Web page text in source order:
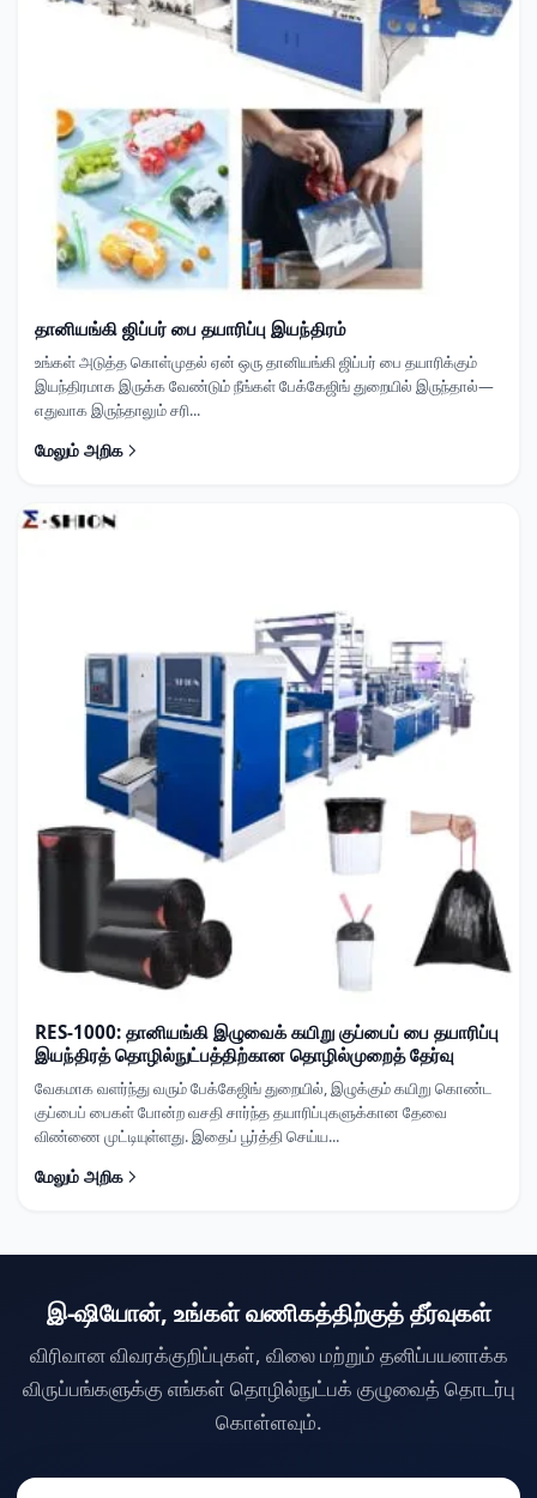
தானியங்கி ஜிப்பர் பை தயாரிப்பு இயந்திரம்
உங்கள் அடுத்த கொள்முதல் ஏன் ஒரு தானியங்கி ஜிப்பர் பை தயாரிக்கும்
இயந்திரமாக இருக்க வேண்டும் நீங்கள் பேக்கேஜிங் துறையில் இருந்தால்—
எதுவாக இருந்தாலும் சரி...
மேலும் அறிக
RES-1000: தானியங்கி இழுவைக் கயிறு குப்பைப் பை தயாரிப்பு
இயந்திரத் தொழில்நுட்பத்திற்கான தொழில்முறைத் தேர்வு
வேகமாக வளர்ந்து வரும் பேக்கேஜிங் துறையில், இழுக்கும் கயிறு கொண்ட
குப்பைப் பைகள் போன்ற வசதி சார்ந்த தயாரிப்புகளுக்கான தேவை
விண்ணை முட்டியுள்ளது. இதைப் பூர்த்தி செய்ய...
மேலும் அறிக
இ-ஷியோன், உங்கள் வணிகத்திற்குத் தீர்வுகள்
விரிவான விவரக்குறிப்புகள், விலை மற்றும் தனிப்பயனாக்க
விருப்பங்களுக்கு எங்கள் தொழில்நுட்பக் குழுவைத் தொடர்பு
கொள்ளவும்.